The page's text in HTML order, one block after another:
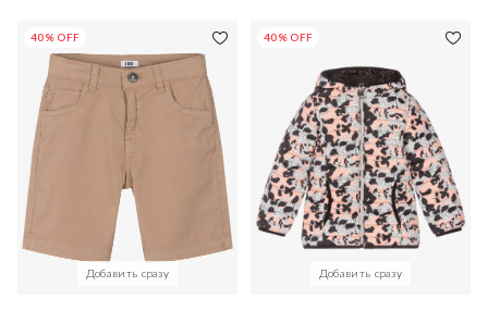
40% OFF
Добавить сразу
40% OFF
Добавить сразу